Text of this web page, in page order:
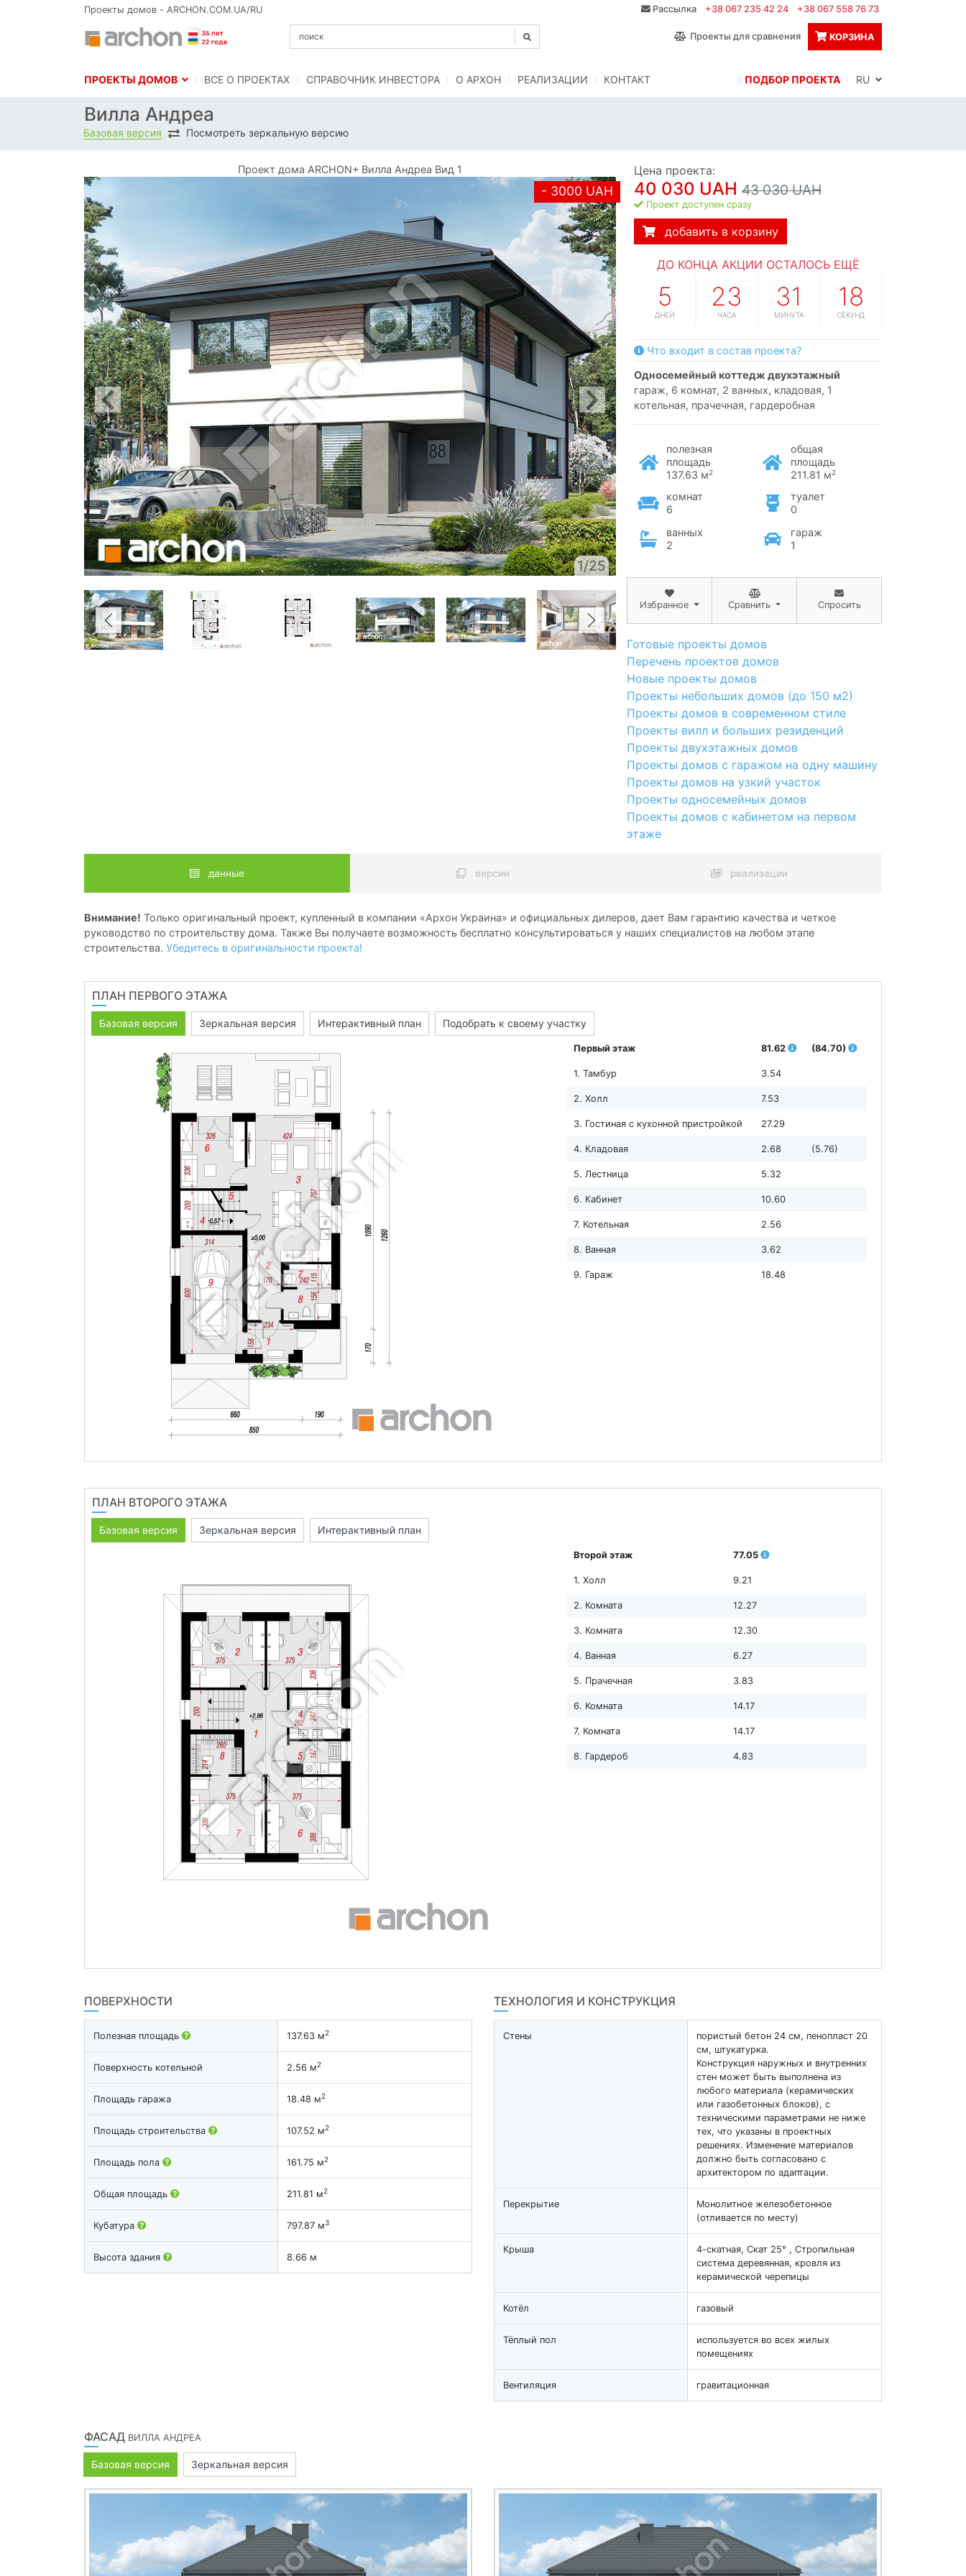
Проекты домов - ARCHON.COM.UA/RU Рассылка +38 067 235 42 24 +38 067 558 76 73
Проекты для сравнения КОРЗИНА
ПРОЕКТЫ ДОМОВ BСЕ О ПРОЕКТАХ СПРАВОЧНИК ИНВЕСТОРА O АРХОН РЕАЛИЗАЦИИ КОНТАКТ ПОДБОР ПРОЕКТА
Вилла Андреа
Базовая версия Посмотреть зеркальную версию
Проект дома ARCHON+ Вилла Андреа Вид 1
- 3000 UAH
1/25
Цена проекта:
40 030 UAH 43 030 UAH
Проект доступен сразу
добавить в корзину
ДО КОНЦА АКЦИИ ОСТАЛОСЬ ЕЩЁ
5
ДНЕЙ
23
ЧАСА
31
МИНУТА
17
СЕКУНД
Что входит в состав проекта?
односемейный коттедж двухэтажный
гараж, 6 комнат, 2 ванных, кладовая, 1
котельная, прачечная, гардеробная
полезная
площадь
137.63 м2
общая
площадь
211.81 м2
комнат
6
туалет
0
ванных
2
гараж
1
Избранное Сравнить Спросить
Готовые проекты домов
Перечень проектов домов
Новые проекты домов
Проекты небольших домов (до 150 м2)
Проекты домов в современном стиле
Проекты вилл и больших резиденций
Проекты двухэтажных домов
Проекты домов с гаражом на одну машину
Проекты домов на узкий участок
Проекты односемейных домов
Проекты домов с кабинетом на первом
этаже
данные версии реализации
Внимание! Только оригинальный проект, купленный в компании «Архон Украина» и официальных дилеров, дает Вам гарантию качества и четкое
руководство по строительству дома. Также Вы получаете возможность бесплатно консультироваться у наших специалистов на любом этапе
строительства. Убедитесь в оригинальности проекта!
ПЛАН ПЕРВОГО ЭТАЖА
Базовая версия Зеркальная версия Интерактивный план Подобрать к своему участку
Первый этаж 81.62 (84.70)
1. Тамбур 3.54
2. Холл 7.53
3. Гостиная с кухонной пристройкой 27.29
4. Кладовая 2.68 (5.76)
5. Лестница 5.32
6. Кабинет 10.60
7. Котельная 2.56
8. Ванная 3.62
9. Гараж 18.48
ПЛАН ВТОРОГО ЭТАЖА
Базовая версия Зеркальная версия Интерактивный план
Второй этаж 77.05
1. Холл 9.21
2. Комната 12.27
3. Комната 12.30
4. Ванная 6.27
5. Прачечная 3.83
6. Комната 14.17
7. Комната 14.17
8. Гардероб 4.83
ПОВЕРХНОСТИ
Полезная площадь 137.63 м2
Поверхность котельной 2.56 м2
Площадь гаража 18.48 м2
Площадь строительства 107.52 м2
Площадь пола 161.75 м2
Общая площадь 211.81 м2
Кубатура 797.87 м3
Высота здания 8.66 м
ТЕХНОЛОГИЯ И КОНСТРУКЦИЯ
Стены
пористый бетон 24 см, пенопласт 20
см, штукатурка.
Конструкция наружных и внутренних
стен может быть выполнена из
любого материала (керамических
или газобетонных блоков), с
техническими параметрами не ниже
тех, что указаны в проектных
решениях. Изменение материалов
должно быть согласовано с
архитектором по адаптации.
Перекрытие
Монолитное железобетонное
(отливается по месту)
Крыша
4-скатная, Скат 25° , Стропильная
система деревянная, кровля из
керамической черепицы
Котёл газовый
Тёплый пол
используется во всех жилых
помещениях
Вентиляция гравитационная
ФАСАД ВИЛЛА АНДРЕА
Базовая версия Зеркальная версия